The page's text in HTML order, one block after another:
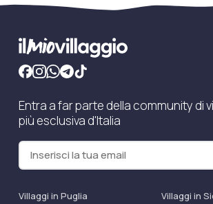
Entra a far parte della community di
più esclusiva d'Italia
Villaggi in Puglia
Villaggi in